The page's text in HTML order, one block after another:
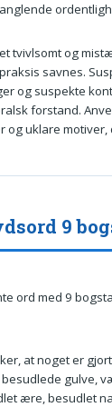
tvivlsomt og
savnes.
og suspekte
forstand.
og uklare motiver,
9
ord med 9
at noget er
gulve,
ære, besudlet